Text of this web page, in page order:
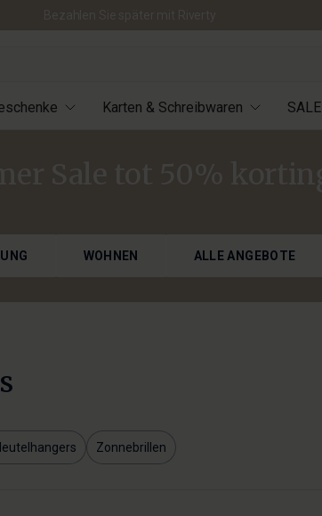
Karten & Schreibwaren SALE
WOHNEN ALLE ANGEBOTE
Zonnebrillen